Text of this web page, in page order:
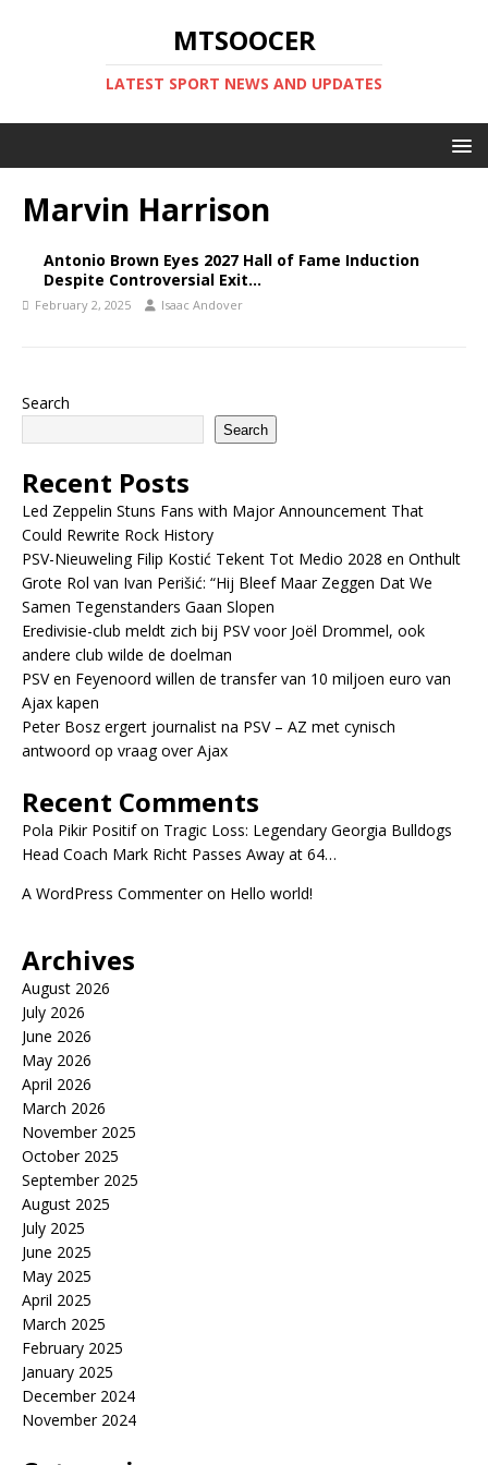
MTSOOCER
LATEST SPORT NEWS AND UPDATES
Marvin Harrison
Antonio Brown Eyes 2027 Hall of Fame Induction
Despite Controversial Exit…
February 2, 2025 Isaac Andover
Search
Search
Recent Posts
Led Zeppelin Stuns Fans with Major Announcement That
Could Rewrite Rock History
PSV-Nieuweling Filip Kostić Tekent Tot Medio 2028 en Onthult
Grote Rol van Ivan Perišić: “Hij Bleef Maar Zeggen Dat We
Samen Tegenstanders Gaan Slopen
Eredivisie-club meldt zich bij PSV voor Joël Drommel, ook
andere club wilde de doelman
PSV en Feyenoord willen de transfer van 10 miljoen euro van
Ajax kapen
Peter Bosz ergert journalist na PSV – AZ met cynisch
antwoord op vraag over Ajax
Recent Comments
Pola Pikir Positifon Tragic Loss: Legendary Georgia Bulldogs
Head Coach Mark Richt Passes Away at 64…
A WordPress Commenteron Hello world!
Archives
August 2026
July 2026
June 2026
May 2026
April 2026
March 2026
November 2025
October 2025
September 2025
August 2025
July 2025
June 2025
May 2025
April 2025
March 2025
February 2025
January 2025
December 2024
November 2024